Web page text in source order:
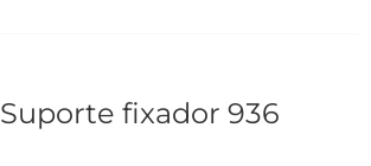
Suporte fixador 936